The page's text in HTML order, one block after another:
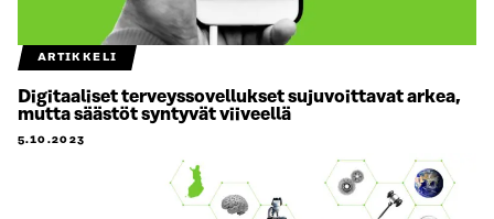
ARTIKKELI
Digitaaliset terveyssovellukset sujuvoittavat arkea,
mutta säästöt syntyvät viiveellä
5.10.2023